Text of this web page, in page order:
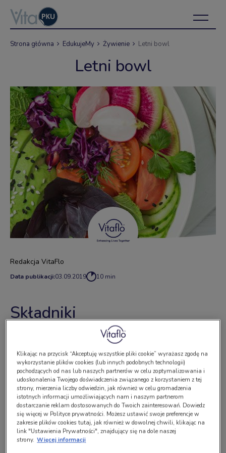
Strona główna EdukujeMy Żywienie Letni bowl
Letni bowl
Data publikacji:03.09.2019 10 min
Redakcja VitaFlo
Składniki
jeden smoczy owoc,
jedno dojrzałe awokado,
czerwona kapusta – około połowy szklanki,
trzy rzodkiewki,
kilka listków mięty,
Klikając na przycisk “Akceptuję wszystkie pliki cookie” wyrażasz zgodę na
wykorzystanie plików cookies (lub innych podobnych technologii)
pochodzących od nas lub naszych partnerów w celu zoptymalizowania i
udoskonalenia Twojego doświadczenia związanego z korzystaniem z tej
strony, mierzenia liczby odwiedzin, jak również w celu gromadzenia
istotnych informacji umożliwiających nam i naszym partnerom
dostarczanie reklam dostosowanych do Twoich zainteresowań. Dowiedz
się więcej w Polityce prywatności. Możesz ustawić swoje preferencje w
zakresie plików cookies tutaj, jak również w dowolnej chwili, klikając na
link "Ustawienia Prywatności", znajdujący się na dole naszej
strony. Więcej informacji